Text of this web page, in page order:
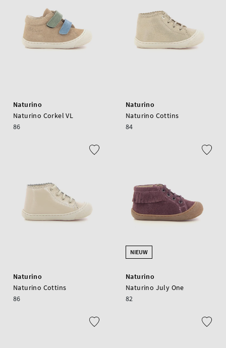
Naturino
Naturino Corkel VL
86
Naturino
Naturino Cottins
84
Naturino
Naturino Cottins
86
NIEUW
Naturino
Naturino July One
82